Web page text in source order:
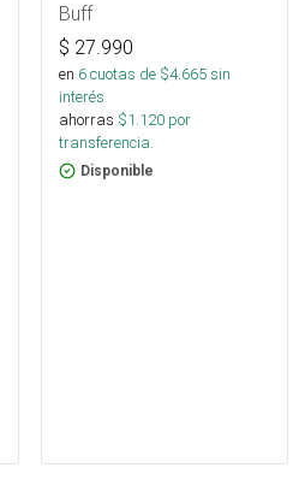
Buff
$ 27.990
en 6cuotas de $4.665sin
interés
ahorras $1.120 por
transferencia.
Disponible